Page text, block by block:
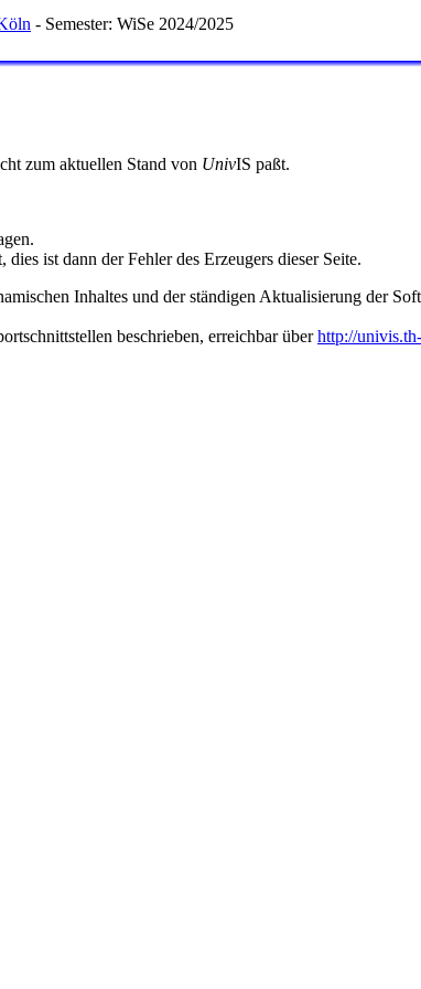
- Semester: WiSe 2024/2025
zum aktuellen Stand von UnivIS paßt.
ist dann der Fehler des Erzeugers dieser Seite.
Inhaltes und der ständigen Aktualisierung der
beschrieben, erreichbar überhttp://